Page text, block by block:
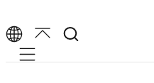
Mobile navigation